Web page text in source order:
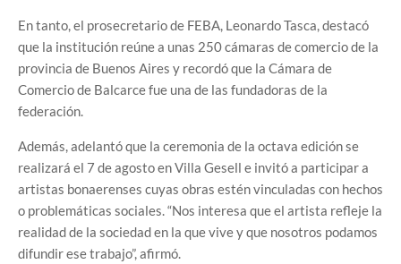
En tanto, el prosecretario de FEBA, Leonardo Tasca, destacó
que la institución reúne a unas 250 cámaras de comercio de la
provincia de Buenos Aires y recordó que la Cámara de
Comercio de Balcarce fue una de las fundadoras de la
federación.
Además, adelantó que la ceremonia de la octava edición se
realizará el 7 de agosto en Villa Gesell e invitó a participar a
artistas bonaerenses cuyas obras estén vinculadas con hechos
o problemáticas sociales. “Nos interesa que el artista refleje la
realidad de la sociedad en la que vive y que nosotros podamos
difundir ese trabajo”, afirmó.